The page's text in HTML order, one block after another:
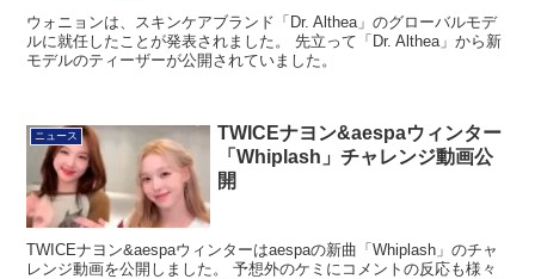
ウォニョンは、スキンケアブランド「Dr. Althea」のグローバルモデ
ルに就任したことが発表されました。 先立って「Dr. Althea」から新
モデルのティーザーが公開されていました。
ニュース
TWICEナヨン&aespaウィンター
「Whiplash」チャレンジ動画公
開
TWICEナヨン&aespaウィンターはaespaの新曲「Whiplash」のチャ